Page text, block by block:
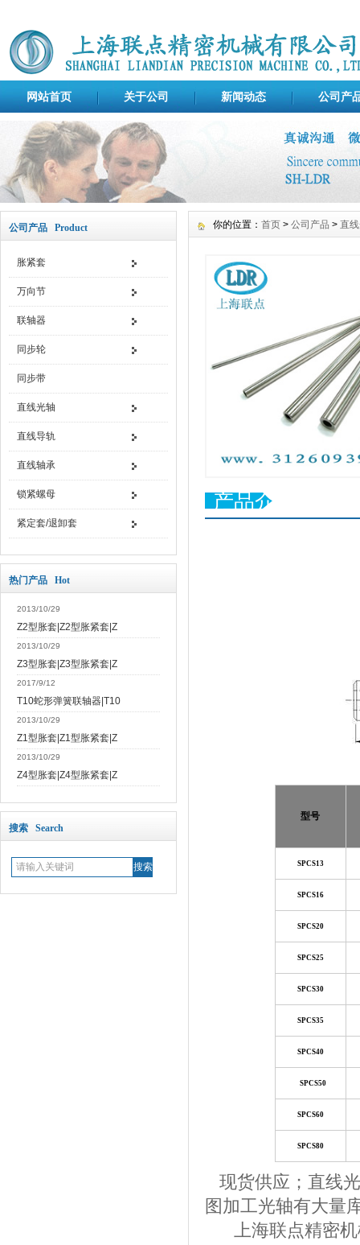
网站首页 关于公司 新闻动态 公司产
公司产品 Product
胀紧套
万向节
联轴器
同步轮
同步带
直线光轴
直线导轨
直线轴承
锁紧螺母
紧定套/退卸套
热门产品 Hot
2013/10/29
Z2型胀套|Z2型胀紧套|Z
2013/10/29
Z3型胀套|Z3型胀紧套|Z
2017/9/12
T10蛇形弹簧联轴器|T10
2013/10/29
Z1型胀套|Z1型胀紧套|Z
2013/10/29
Z4型胀套|Z4型胀紧套|Z
搜索 Search
你的位置： 首页 > 公司产品 > 直
产品介绍
型号
SPCS13
SPCS16
SPCS20
SPCS25
SPCS30
SPCS35
SPCS40
SPCS50
SPCS60
SPCS80
现货供应；直线
图加工光轴有大量
上海联点精密机